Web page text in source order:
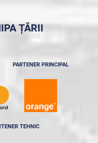
ȚĂRII
PARTENER PRINCIPAL
TEHNIC